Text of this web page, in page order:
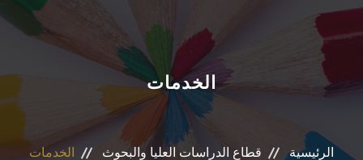
عن القطاع
خدمات القطاع الخدمات
الرئيسية قطاع الدراسات العليا والبحوث الخدمات